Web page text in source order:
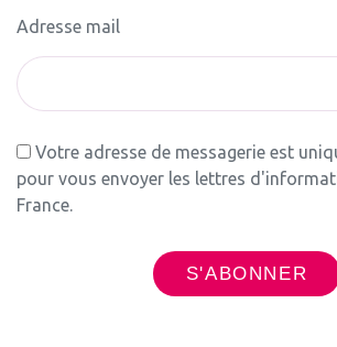
Adresse mail
Votre adresse de messagerie est
pour vous envoyer les lettres
France.